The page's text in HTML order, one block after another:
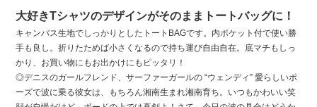
大好きTシャツのデザインがそのままトートバッグに！
キャンバス生地でしっかりとしたトートBAGです。内ポケット付で使い勝
手も良し。折りたためば小さくなるので持ち運び自由自在。底マチもしっ
かり、お買い物にもお出かけにもピッタリ！
◎デニスのガールフレンド、サーファーガールの “ウェンディ” 愛らしいポ
ーズで波に乗る彼女は、もちろん湘南生まれ湘南育ち。いつもかわいい笑